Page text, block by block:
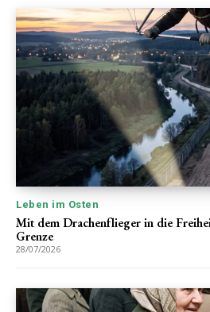
Leben im Osten
Mit dem Drachenflieger in die
Grenze
28/07/2026